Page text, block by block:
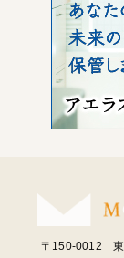
〒150-0012 東